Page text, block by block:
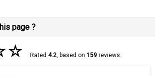
page ?
☆ Rated 4.2, based on 159reviews.